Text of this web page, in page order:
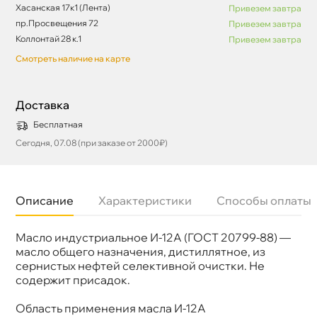
Хасанская 17к1 (Лента)
Привезем завтра
пр.Просвещения 72
Привезем завтра
Коллонтай 28 к.1
Привезем завтра
Смотреть наличие на карте
Доставка
Бесплатная
Сегодня, 07.08 (при заказе от 2000₽)
Описание Характеристики Способы оплаты
Масло индустриальное И-12А (ГОСТ 20799-88) —
масло общего назначения, дистиллятное, из
сернистых нефтей селективной очистки. Не
содержит присадок.
Область применения масла И-12А
Бренд
Ладога